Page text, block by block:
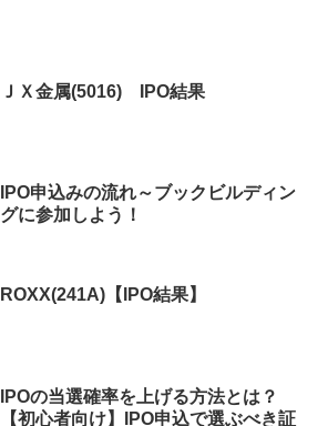
ＪＸ金属(5016) IPO結果
IPO申込みの流れ～ブックビルディン
グに参加しよう！
ROXX(241A)【IPO結果】
IPOの当選確率を上げる方法とは？
【初心者向け】IPO申込で選ぶべき証